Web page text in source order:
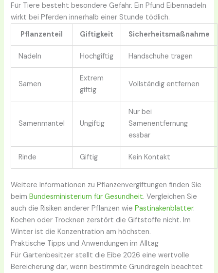
Für Tiere besteht besondere Gefahr. Ein Pfund Eibennadeln
wirkt bei Pferden innerhalb einer Stunde tödlich.
Pflanzenteil
Giftigkeit Sicherheitsmaßnahme
Nadeln Hochgiftig Handschuhe tragen
Samen
Extrem
giftig
Vollständig entfernen
Samenmantel Ungiftig
Nur bei
Samenentfernung
essbar
Rinde Giftig Kein Kontakt
Weitere Informationen zu Pflanzenvergiftungen finden Sie
beimBundesministerium für Gesundheit. Vergleichen Sie
auch die Risiken anderer Pflanzen wiePastinakenblätter.
Kochen oder Trocknen zerstört die Giftstoffe nicht. Im
Winter ist die Konzentration am höchsten.
Praktische Tipps und Anwendungen im Alltag
Für Gartenbesitzer stellt die Eibe 2026 eine wertvolle
Bereicherung dar, wenn bestimmte Grundregeln beachtet